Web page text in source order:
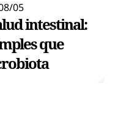
05
intestinal:
que